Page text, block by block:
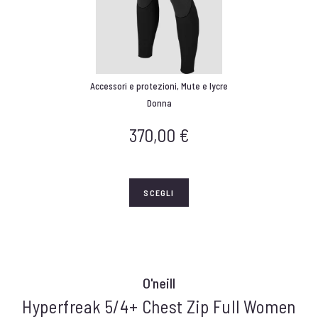
Accessori e protezioni, Mute e lycre
Donna
370,00 €
SCEGLI
O'neill
Hyperfreak 5/4+ Chest Zip Full Women